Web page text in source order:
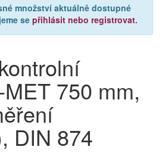
množství aktuálně dostupné
se přihlásit nebo registrovat.
750 mm,
DIN 874